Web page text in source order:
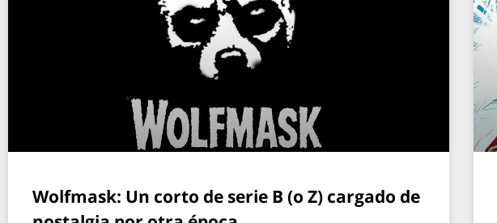
Wolfmask: Un corto de serie B (o Z) cargado de